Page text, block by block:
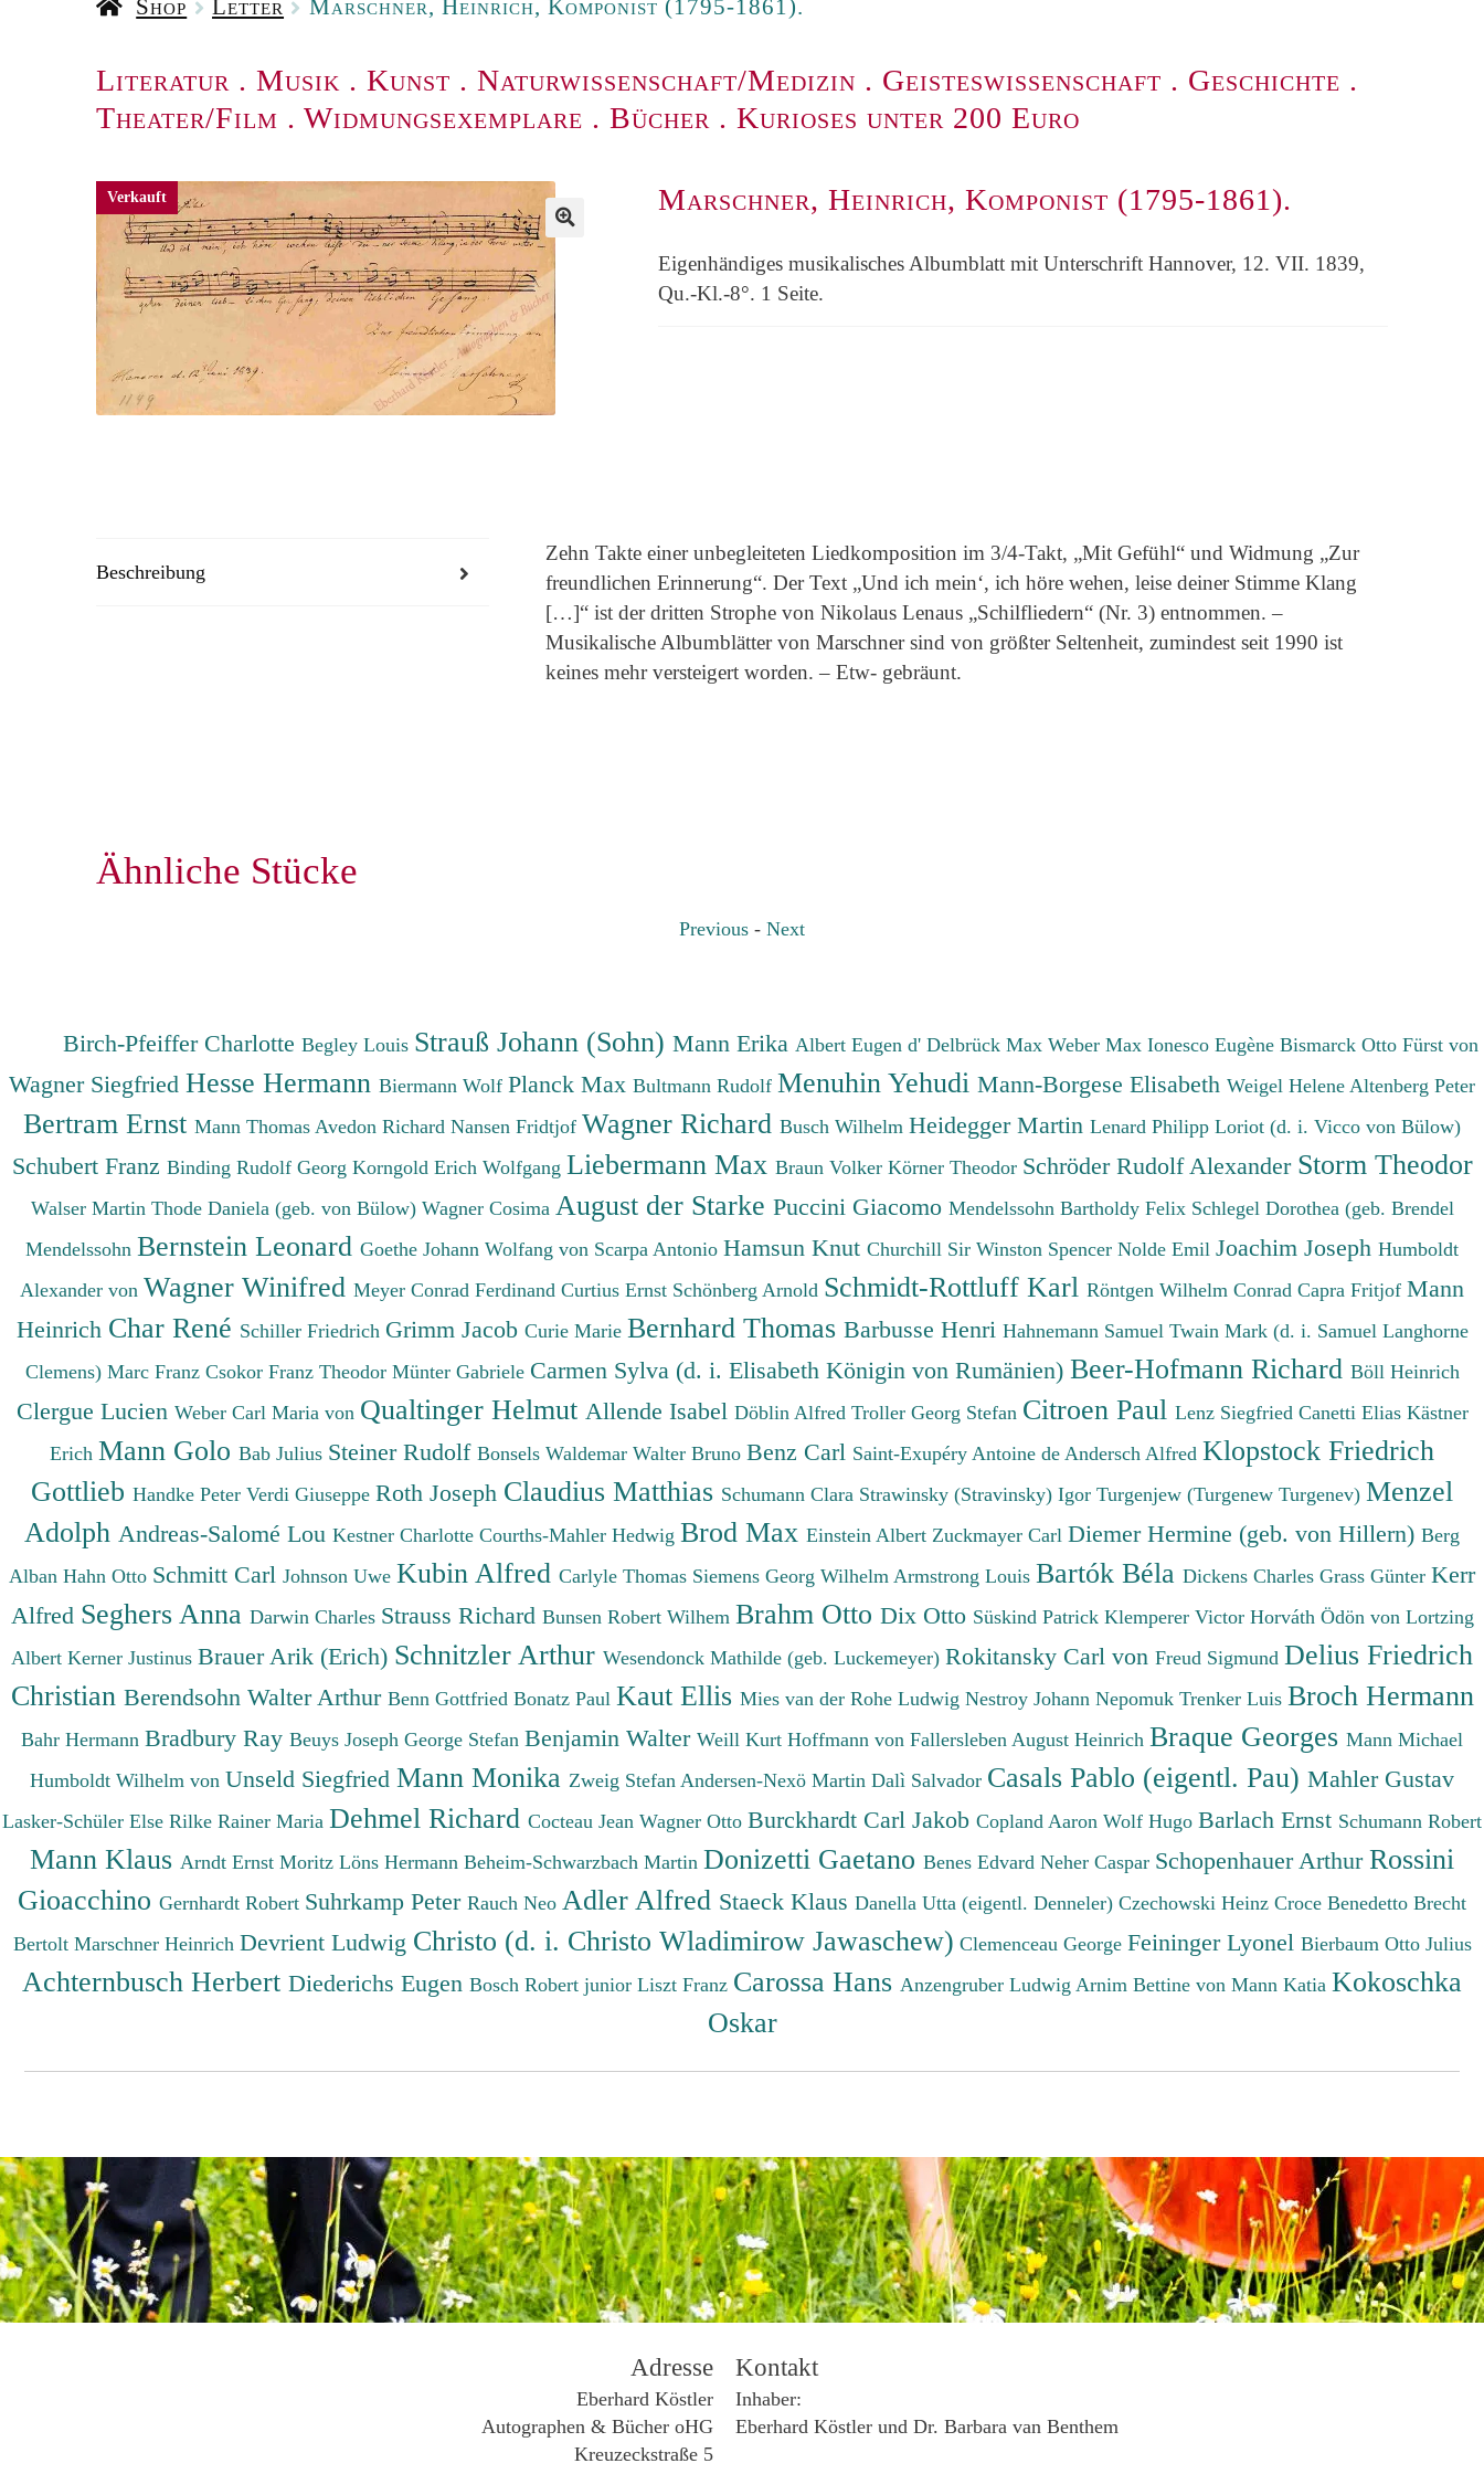
Shop Letter Marschner, Heinrich, Komponist (1795-1861).
Literatur . Musik . Kunst . Naturwissenschaft/Medizin . Geisteswissenschaft . Geschichte .
Theater/Film . Widmungsexemplare . Bücher . Kurioses unter 200 Euro
Verkauft Marschner, Heinrich, Komponist (1795-1861).
Eigenhändiges musikalisches Albumblatt mit Unterschrift Hannover, 12. VII. 1839,
Qu.-Kl.-8°. 1 Seite.
Beschreibung
Zehn Takte einer unbegleiteten Liedkomposition im 3/4-Takt, „Mit Gefühl“ und Widmung „Zur
freundlichen Erinnerung“. Der Text „Und ich mein‘, ich höre wehen, leise deiner Stimme Klang
[…]“ ist der dritten Strophe von Nikolaus Lenaus „Schilfliedern“ (Nr. 3) entnommen. –
Musikalische Albumblätter von Marschner sind von größter Seltenheit, zumindest seit 1990 ist
keines mehr versteigert worden. – Etw- gebräunt.
Ähnliche Stücke
Previous - Next
Birch-Pfeiffer CharlotteBegley Louis Strauß Johann (Sohn)Mann Erika Albert Eugen d'Delbrück MaxWeber MaxIonesco EugèneBismarck Otto Fürst von
Wagner Siegfried Hesse Hermann Biermann Wolf Planck Max Bultmann Rudolf Menuhin Yehudi Mann-Borgese Elisabeth Weigel Helene Altenberg Peter
Bertram Ernst Mann Thomas Avedon Richard Nansen Fridtjof Wagner Richard Busch Wilhelm Heidegger Martin Lenard Philipp Loriot (d. i. Vicco von Bülow)
Schubert Franz Binding Rudolf Georg Korngold Erich Wolfgang Liebermann Max Braun Volker Körner Theodor Schröder Rudolf Alexander Storm Theodor
Walser Martin Thode Daniela (geb. von Bülow) Wagner Cosima August der Starke Puccini Giacomo Mendelssohn Bartholdy Felix Schlegel Dorothea (geb. Brendel
Mendelssohn Bernstein Leonard Goethe Johann Wolfang von Scarpa Antonio Hamsun Knut Churchill Sir Winston Spencer Nolde Emil Joachim Joseph Humboldt
Alexander von Wagner Winifred Meyer Conrad Ferdinand Curtius Ernst Schönberg Arnold Schmidt-Rottluff Karl Röntgen Wilhelm Conrad Capra Fritjof Mann
Heinrich Char René Schiller Friedrich Grimm Jacob Curie Marie Bernhard Thomas Barbusse Henri Hahnemann Samuel Twain Mark (d. i. Samuel Langhorne
Clemens) Marc Franz Csokor Franz Theodor Münter Gabriele Carmen Sylva (d. i. Elisabeth Königin von Rumänien) Beer-Hofmann Richard Böll Heinrich
Clergue Lucien Weber Carl Maria von Qualtinger Helmut Allende Isabel Döblin Alfred Troller Georg Stefan Citroen Paul Lenz Siegfried Canetti Elias Kästner
Erich Mann Golo Bab Julius Steiner Rudolf Bonsels Waldemar Walter Bruno Benz Carl Saint-Exupéry Antoine de Andersch Alfred Klopstock Friedrich
Gottlieb Handke Peter Verdi Giuseppe Roth Joseph Claudius Matthias Schumann Clara Strawinsky (Stravinsky) Igor Turgenjew (Turgenew Turgenev) Menzel
Adolph Andreas-Salomé Lou Kestner Charlotte Courths-Mahler Hedwig Brod Max Einstein Albert Zuckmayer Carl Diemer Hermine (geb. von Hillern) Berg
Alban Hahn Otto Schmitt Carl Johnson Uwe Kubin Alfred Carlyle Thomas Siemens Georg Wilhelm Armstrong Louis Bartók Béla Dickens Charles Grass Günter Kerr
Alfred Seghers Anna Darwin Charles Strauss Richard Bunsen Robert Wilhem Brahm Otto Dix Otto Süskind Patrick Klemperer Victor Horváth Ödön von Lortzing
Albert Kerner Justinus Brauer Arik (Erich) Schnitzler Arthur Wesendonck Mathilde (geb. Luckemeyer) Rokitansky Carl von Freud Sigmund Delius Friedrich
Christian Berendsohn Walter Arthur Benn Gottfried Bonatz Paul Kaut Ellis Mies van der Rohe Ludwig Nestroy Johann Nepomuk Trenker Luis Broch Hermann
Bahr Hermann Bradbury Ray Beuys Joseph George Stefan Benjamin Walter Weill Kurt Hoffmann von Fallersleben August Heinrich Braque Georges Mann Michael
Humboldt Wilhelm von Unseld Siegfried Mann Monika Zweig Stefan Andersen-Nexö Martin Dalì Salvador Casals Pablo (eigentl. Pau) Mahler Gustav
Lasker-Schüler Else Rilke Rainer Maria Dehmel Richard Cocteau Jean Wagner Otto Burckhardt Carl Jakob Copland Aaron Wolf Hugo Barlach Ernst Schumann Robert
Mann Klaus Arndt Ernst Moritz Löns Hermann Beheim-Schwarzbach Martin Donizetti Gaetano Benes Edvard Neher Caspar Schopenhauer Arthur Rossini
Gioacchino Gernhardt Robert Suhrkamp Peter Rauch Neo Adler Alfred Staeck Klaus Danella Utta (eigentl. Denneler) Czechowski Heinz Croce Benedetto Brecht
Bertolt Marschner Heinrich Devrient Ludwig Christo (d. i. Christo Wladimirow Jawaschew) Clemenceau George Feininger Lyonel Bierbaum Otto Julius
Achternbusch Herbert Diederichs Eugen Bosch Robert junior Liszt Franz Carossa Hans Anzengruber Ludwig Arnim Bettine von Mann Katia Kokoschka
Oskar
Adresse
Eberhard Köstler
Autographen & Bücher oHG
Kreuzeckstraße 5
Kontakt
Inhaber:
Eberhard Köstler und Dr. Barbara van Benthem